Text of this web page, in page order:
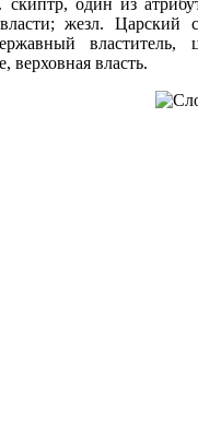
один из
жезл. Царский
властитель,
верховная власть.